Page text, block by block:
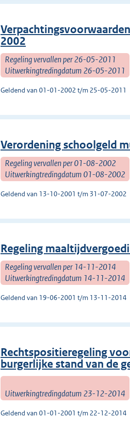
2002
Regeling vervallen per 26-05-2011
Uitwerkingtredingdatum 26-05-2011
Geldend van 01-01-2002 t/m 25-05-2011
Verordening schoolgeld
Regeling vervallen per 01-08-2002
Uitwerkingtredingdatum 01-08-2002
Geldend van 13-10-2001 t/m 31-07-2002
Regeling
Regeling vervallen per 14-11-2014
Uitwerkingtredingdatum 14-11-2014
Geldend van 19-06-2001 t/m 13-11-2014
Rechtspositieregeling
burgerlijke stand van de
Uitwerkingtredingdatum 23-12-2014
Geldend van 01-01-2001 t/m 22-12-2014